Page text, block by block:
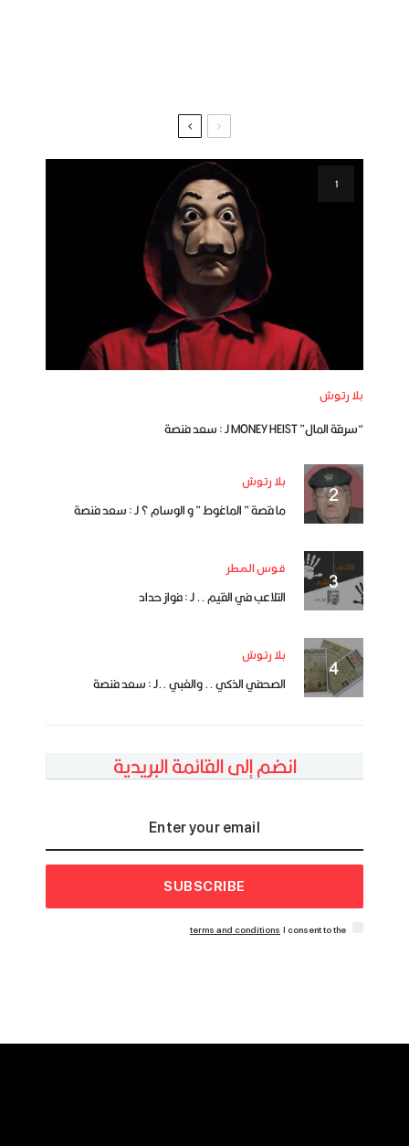
بلا رتوش
“سرقة المال” MONEY HEIST لـ : سعد فنصة
بلا رتوش
ما قصة ” الماغوط ” و الوسام ؟ لـ : سعد فنصة
قوس المطر
التلاعب في القيم .. لـ : فواز حداد
بلا رتوش
الصحفي الذكي .. والغبي ..لـ : سعد فنصة
انضم إلى القائمة البريدية
SUBSCRIBE
I consent to the
terms and conditions